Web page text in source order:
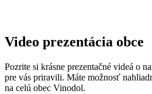
Video prezentácia obce
Pozrite si krásne prezentačné videá o
pre vás priravili. Máte možnosť
na celú obec Vinodol.